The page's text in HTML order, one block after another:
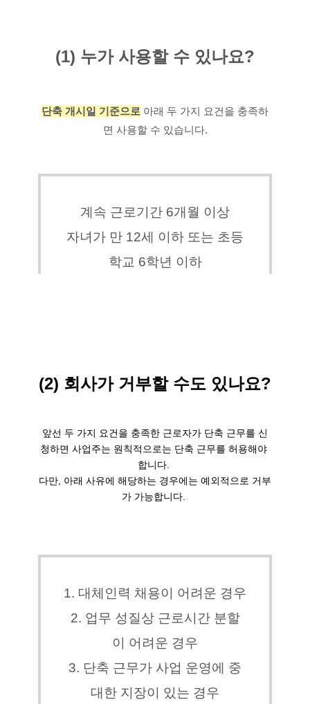
(1) 누가 사용할 수 있나요?
단축 개시일 기준으로 아래 두 가지 요건을 충족하
면 사용할 수 있습니다.
계속 근로기간 6개월 이상
자녀가 만 12세 이하 또는 초등
학교 6학년 이하
(2) 회사가 거부할 수도 있나요?
앞선 두 가지 요건을 충족한 근로자가 단축 근무를 신
청하면 사업주는 원칙적으로는 단축 근무를 허용해야
합니다.
다만, 아래 사유에 해당하는 경우에는 예외적으로 거부
가 가능합니다.
1. 대체인력 채용이 어려운 경우
2. 업무 성질상 근로시간 분할
이 어려운 경우
3. 단축 근무가 사업 운영에 중
대한 지장이 있는 경우